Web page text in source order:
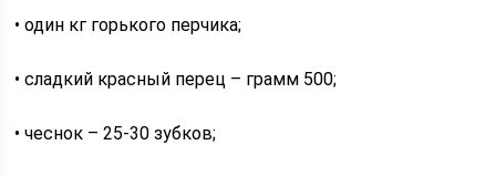
• один кг горького перчика;
• сладкий красный перец – грамм 500;
• чеснок – 25-30 зубков;